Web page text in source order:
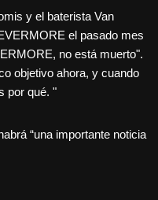
y el baterista Van
el pasado mes
no está muerto".
objetivo ahora, y cuando
por qué. "
“una importante noticia